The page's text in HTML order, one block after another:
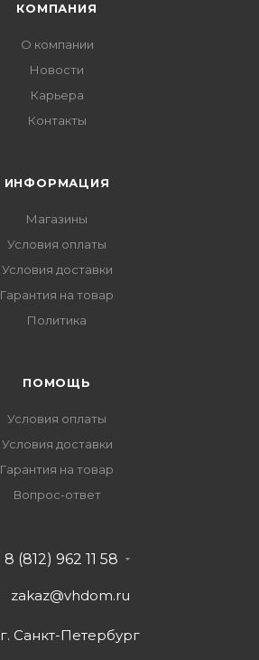
КОМПАНИЯ
О компании
Новости
Карьера
Контакты
ИНФОРМАЦИЯ
Магазины
Условия оплаты
Условия доставки
Гарантия на товар
Политика
ПОМОЩЬ
Условия оплаты
Условия доставки
Гарантия на товар
Вопрос-ответ
8 (812) 962 11 58
zakaz@vhdom.ru
г. Санкт-Петербург